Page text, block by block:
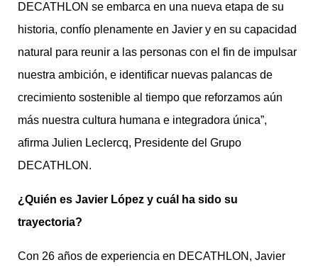
DECATHLON se embarca en una nueva etapa de su
historia, confío plenamente en Javier y en su capacidad
natural para reunir a las personas con el fin de impulsar
nuestra ambición, e identificar nuevas palancas de
crecimiento sostenible al tiempo que reforzamos aún
más nuestra cultura humana e integradora única”,
afirma Julien Leclercq, Presidente del Grupo
DECATHLON.
¿Quién es Javier López y cuál ha sido su
trayectoria?
Con 26 años de experiencia en DECATHLON, Javier